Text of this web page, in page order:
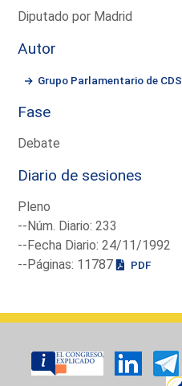
Diputado por Madrid
Autor
Grupo Parlamentario de CDS
Fase
Debate
Diario de sesiones
Pleno
--Núm. Diario: 233
--Fecha Diario: 24/11/1992
--Páginas: 11787
PDF